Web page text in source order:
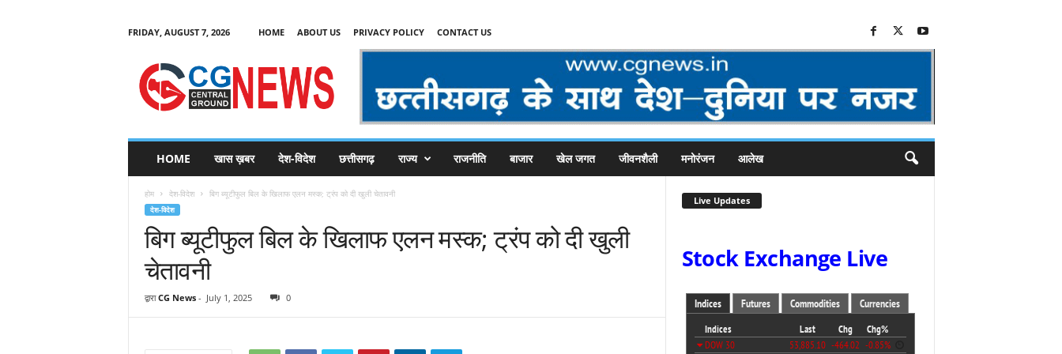
FRIDAY, AUGUST 7, 2026 HOME ABOUT US PRIVACY POLICY CONTACT US
C
HOME खास ख़बर देश-विदेश छत्तीसगढ़ राज्य राजनीति बाजार खेल जगत जीवनशैली मनोरंजन आलेख
होम देश-विदेश बिग ब्यूटीफुल बिल के खिलाफ एलन मस्क; ट्रंप को दी खुली चेतावनी
देश-विदेश
बिग ब्यूटीफुल बिल के खिलाफ एलन मस्क; ट्रंप को दी खुली
चेतावनी
द्वारा CG News- July 1, 2025 0
Live Updates
Stock Exchange Live